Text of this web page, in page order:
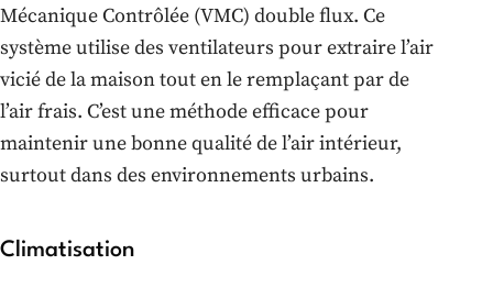
Mécanique Contrôlée (VMC) double flux. Ce
système utilise des ventilateurs pour extraire l’air
vicié de la maison tout en le remplaçant par de
l’air frais. C’est une méthode efficace pour
maintenir une bonne qualité de l’air intérieur,
surtout dans des environnements urbains.
Climatisation